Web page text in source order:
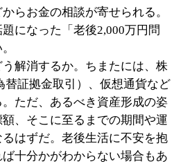
らお金の相談が寄せられる。
になった「老後2,000万円問
解消するか。ちまたには、株
替証拠金取引）、仮想通貨など
ただ、あるべき資産形成の姿
、そこに至るまでの期間や運
はずだ。老後生活に不安を抱
十分かがわからない場合もあ